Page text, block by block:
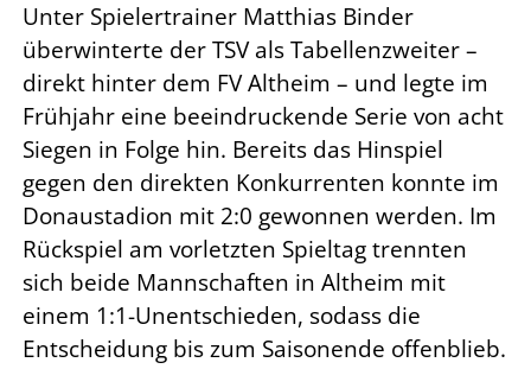
Unter Spielertrainer Matthias Binder
überwinterte der TSV als Tabellenzweiter –
direkt hinter dem FV Altheim – und legte im
Frühjahr eine beeindruckende Serie von acht
Siegen in Folge hin. Bereits das Hinspiel
gegen den direkten Konkurrenten konnte im
Donaustadion mit 2:0 gewonnen werden. Im
Rückspiel am vorletzten Spieltag trennten
sich beide Mannschaften in Altheim mit
einem 1:1-Unentschieden, sodass die
Entscheidung bis zum Saisonende offenblieb.